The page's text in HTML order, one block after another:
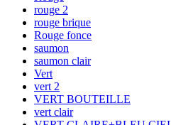
rouge 2
rouge brique
Rouge fonce
saumon
saumon clair
Vert
vert 2
VERT BOUTEILLE
vert clair